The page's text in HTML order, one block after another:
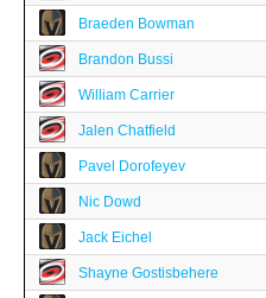
Braeden Bowman
Brandon Bussi
William Carrier
Jalen Chatfield
Pavel Dorofeyev
Nic Dowd
Jack Eichel
Shayne Gostisbehere